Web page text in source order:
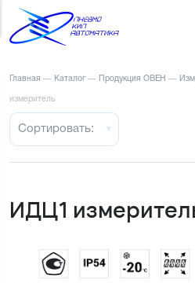
Главная — Каталог — Продукция ОВЕН —
измеритель
Сортировать:
ИДЦ1